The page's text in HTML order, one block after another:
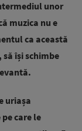
unor
muzica nu e
ca această
își schimbe
uriașa
care le